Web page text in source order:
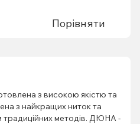
Порівняти
з високою якістю та
з найкращих ниток та
традиційних методів. ДЮНА -